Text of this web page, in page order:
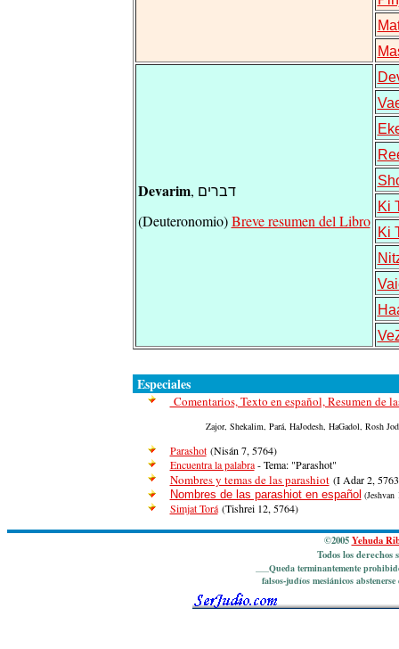
Devarim , דברים
(Deuteronomio)Breve resumen del Libro
Ki
Ki
Especiales
Comentarios, Texto en español, Resumen de
Zajor, Shekalim, Pará, HaJodesh, HaGadol, Rosh
Parashot(Nisán 7, 5764)
Encuentra la palabra- Tema: "Parashot"
Nombres y temas de las parashiot(I Adar2,
Nombres de las parashiot en español (Jeshvan
Simjat Torá(Tishrei12, 5764)
©2005Yehuda
Todos los derechos
___Queda terminantemente
falsos-judíos mesiánicos